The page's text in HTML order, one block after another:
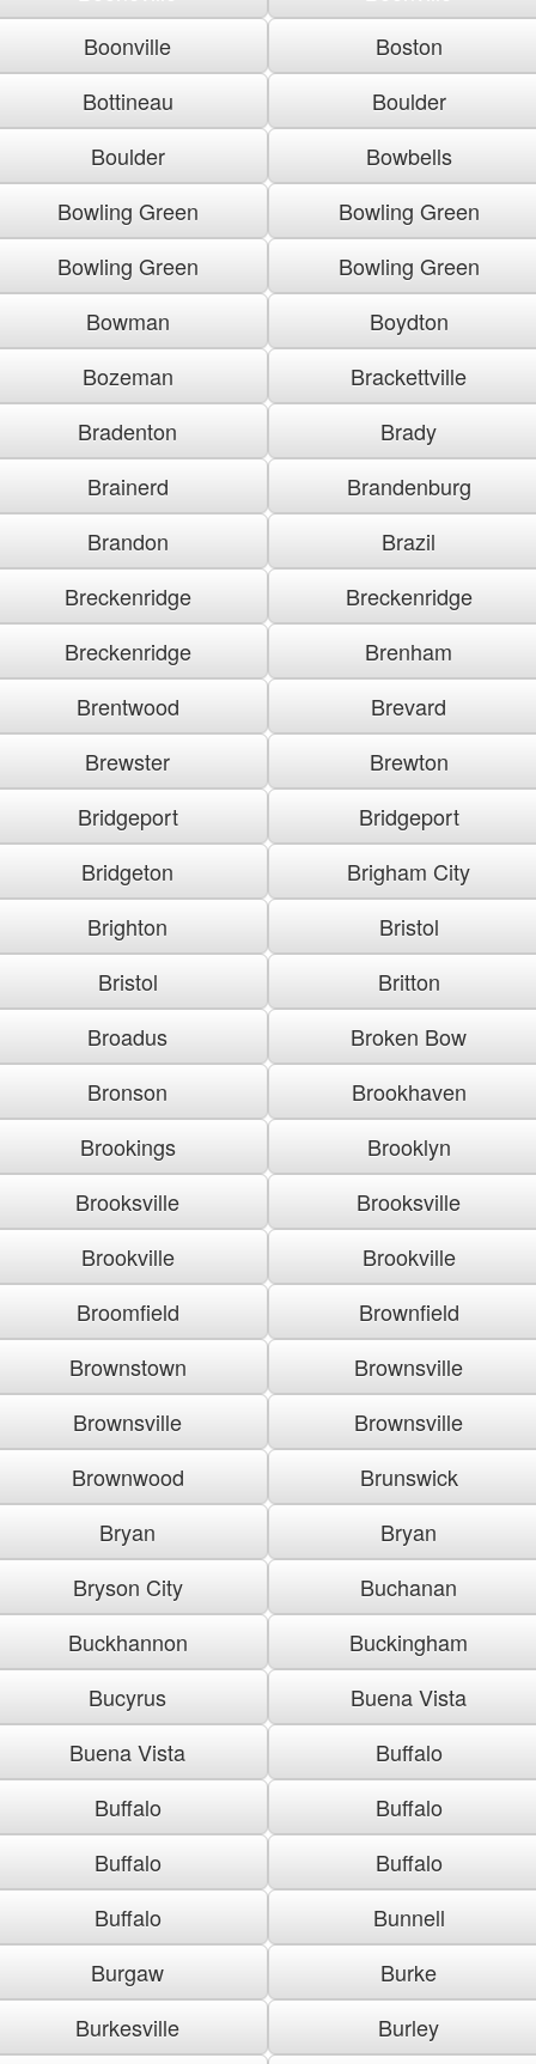
Boonville
Boston
Bottineau
Boulder
Boulder
Bowbells
Bowling Green
Bowling Green
Bowling Green
Bowling Green
Bowman
Boydton
Bozeman
Brackettville
Bradenton
Brady
Brainerd
Brandenburg
Brandon
Brazil
Breckenridge
Breckenridge
Breckenridge
Brenham
Brentwood
Brevard
Brewster
Brewton
Bridgeport
Bridgeport
Bridgeton
Brigham City
Brighton
Bristol
Bristol
Britton
Broadus
Broken Bow
Bronson
Brookhaven
Brookings
Brooklyn
Brooksville
Brooksville
Brookville
Brookville
Broomfield
Brownfield
Brownstown
Brownsville
Brownsville
Brownsville
Brownwood
Brunswick
Bryan
Bryan
Bryson City
Buchanan
Buckhannon
Buckingham
Bucyrus
Buena Vista
Buena Vista
Buffalo
Buffalo
Buffalo
Buffalo
Buffalo
Buffalo
Bunnell
Burgaw
Burke
Burkesville
Burley